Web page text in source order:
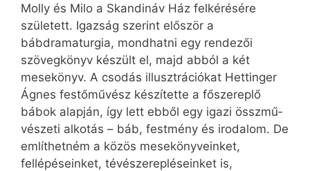
Molly és Milo a Skandináv Ház felkérésére
született. Igazság szerint először a
bábdramaturgia, mondhatni egy rendezői
szövegkönyv készült el, majd abból a két
mesekönyv. A csodás illusztrációkat Hettin­ger
Ágnes festőművész készítette a főszereplő
bábok alapján, így lett ebből egy igazi össz­mű­
vészeti alkotás – báb, festmény és irodalom. De
említhetném a közös mesekönyveinket,
fellépéseinket, tévészerepléseinket is,